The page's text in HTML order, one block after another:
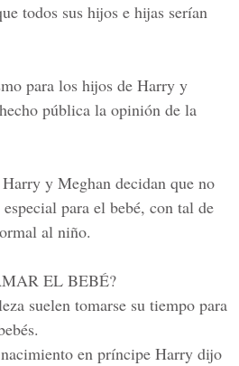
todos sus hijos e hijas serían
para los hijos de Harry y
pública la opinión de la
y Meghan decidan que no
para el bebé, con tal de
al niño.
EL BEBÉ?
suelen tomarse su tiempo para
en príncipe Harry dijo